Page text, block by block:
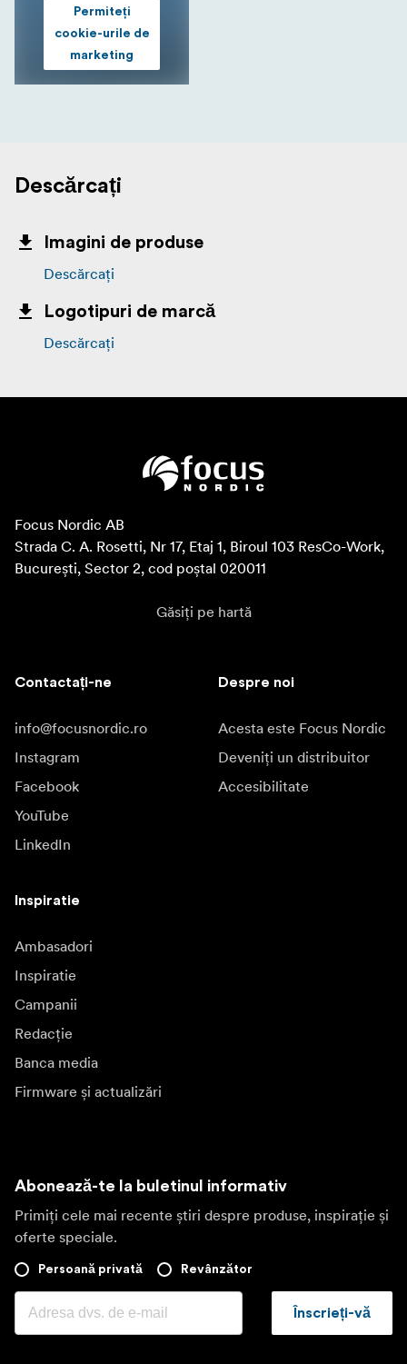
Permiteți
cookie-urile de
marketing
Descărcați
Imagini de produse
Descărcați
Logotipuri de marcă
Descărcați
Focus Nordic AB
Strada C. A. Rosetti, Nr 17, Etaj 1, Biroul 103 ResCo-Work,
București, Sector 2, cod poștal 020011
Găsiți pe hartă
Contactați-ne
info@focusnordic.ro
Instagram
Facebook
YouTube
LinkedIn
Despre noi
Acesta este Focus Nordic
Deveniți un distribuitor
Accesibilitate
Inspiratie
Ambasadori
Inspiratie
Campanii
Redacție
Banca media
Firmware și actualizări
Abonează-te la buletinul informativ
Primiți cele mai recente știri despre produse, inspirație și
oferte speciale.
Persoană privată Revânzător
Înscrieți-vă